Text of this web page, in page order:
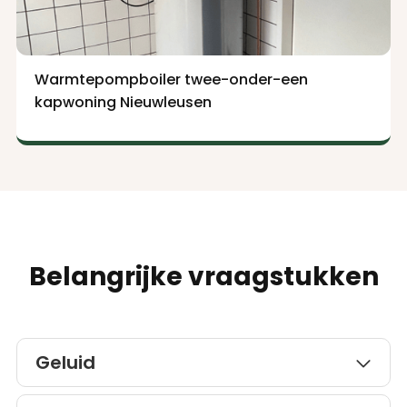
Warmtepompboiler twee-onder-een
kapwoning Nieuwleusen
Belangrijke vraagstukken
Geluid 
Vanaf 2021 zijn er nieuwe geluidseisen van kracht voor